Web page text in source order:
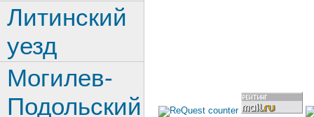
Литинский
уезд
Могилев-
Подольский